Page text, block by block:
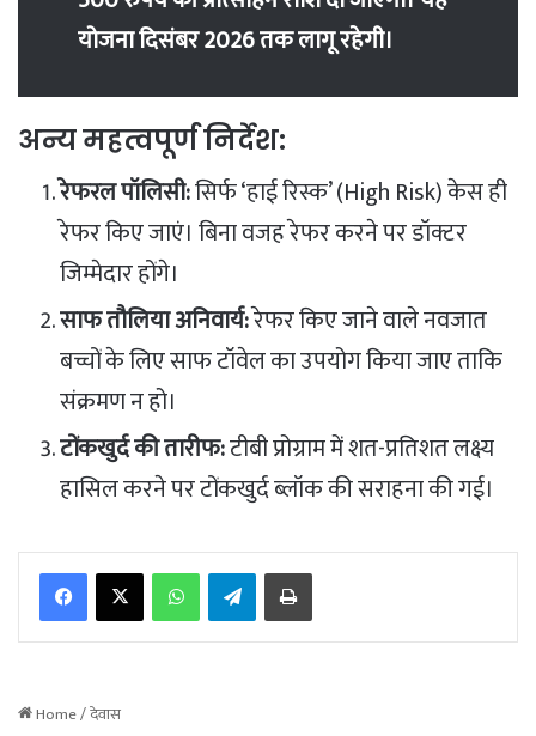
योजना दिसंबर 2026 तक लागू रहेगी।
​अन्य महत्वपूर्ण निर्देश:
रेफरल पॉलिसी:सिर्फ ‘हाई रिस्क’ (High Risk) केस ही
रेफर किए जाएं। बिना वजह रेफर करने पर डॉक्टर
जिम्मेदार होंगे।
साफ तौलिया अनिवार्य:रेफर किए जाने वाले नवजात
बच्चों के लिए साफ टॉवेल का उपयोग किया जाए ताकि
संक्रमण न हो।
टोंकखुर्द की तारीफ:टीबी प्रोग्राम में शत-प्रतिशत लक्ष्य
हासिल करने पर टोंकखुर्द ब्लॉक की सराहना की गई।
WhatsAppTelegramPrint